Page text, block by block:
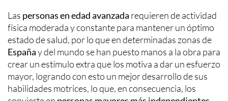
Las personas en edad avanzada requieren de actividad
física moderada y constante para mantener un óptimo
estado de salud, por lo que en determinadas zonas de
Españay del mundo se han puesto manos a la obra para
crear un estímulo extra que los motiva a dar un esfuerzo
mayor, logrando con esto un mejor desarrollo de sus
habilidades motrices, lo que, en consecuencia, los